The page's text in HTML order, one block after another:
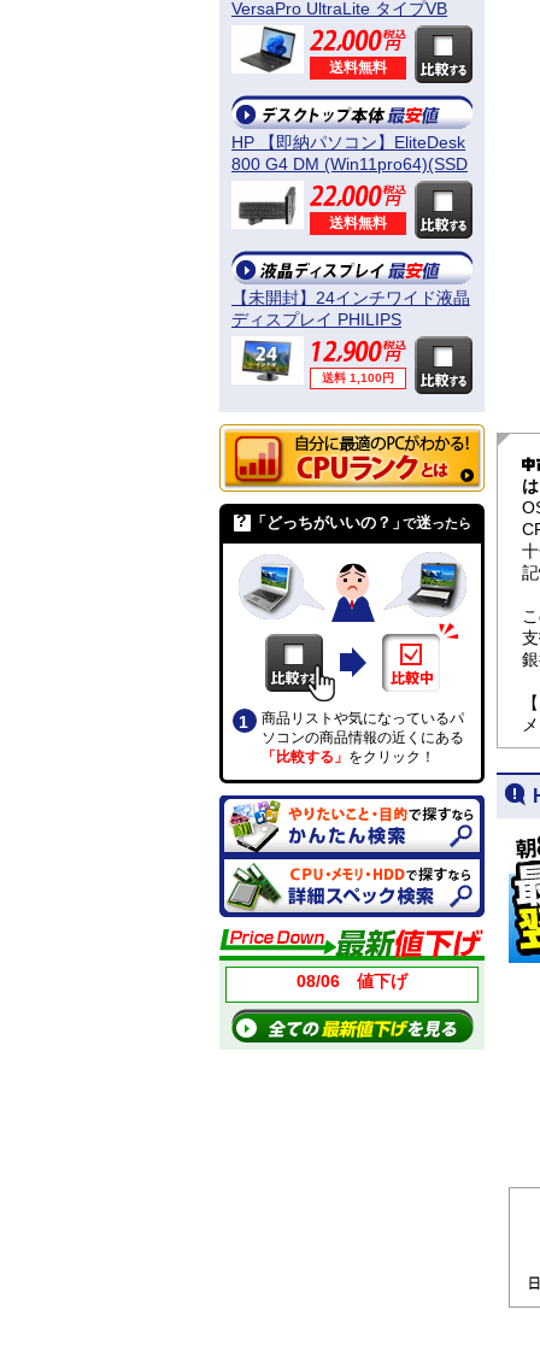
VersaPro UltraLite タイプVB
(Win11pro64) 5N8
送料無料
HP 【即納パソコン】EliteDesk
800 G4 DM (Win11pro64)(SSD
新品) 5D8
送料無料
【未開封】24インチワイド液晶
ディスプレイ PHILIPS
241B4LPYCB/11
送料 1,100円
「どっちがいいの？」で迷ったら
商品リストや気になっているパ
ソコンの商品情報の近くにある
「比較する」 をクリック！
08/06 値下げ